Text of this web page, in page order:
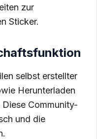
zur
Sticker.
selbst erstellter
Herunterladen
Community-
und die